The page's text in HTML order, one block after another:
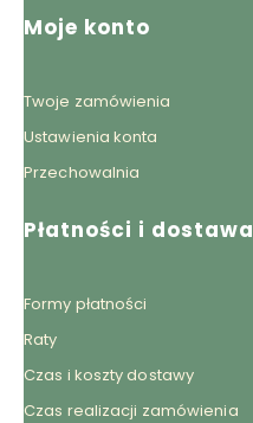
Linki w stopce
Moje konto
Twoje zamówienia
Ustawienia konta
Przechowalnia
Płatności i dostawa
Formy płatności
Raty
Czas i koszty dostawy
Czas realizacji zamówienia